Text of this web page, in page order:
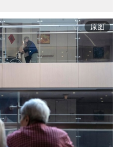
原图